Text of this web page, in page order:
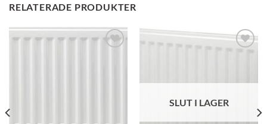
RELATERADE PRODUKTER
SLUT I LAGER